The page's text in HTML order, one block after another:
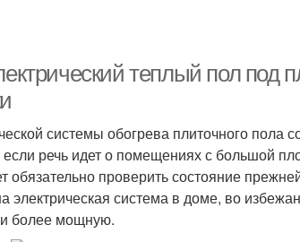
теплый пол под
системы обогрева плиточного пола
если речь идет о помещениях с большой
обязательно проверить состояние
электрическая система в доме, во
более мощную.